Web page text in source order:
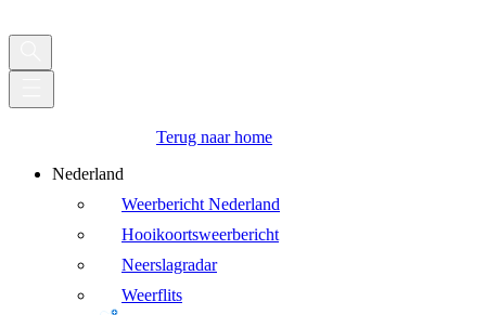
Terug naar home
Nederland
Weerbericht Nederland
Hooikoortsweerbericht
Neerslagradar
Weerflits